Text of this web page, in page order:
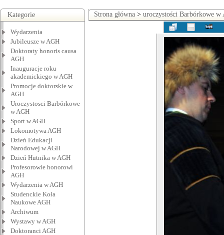
Kategorie
Wydarzenia
Jubileusze w AGH
Doktoraty honoris causa
AGH
Inauguracje roku
akademickiego w AGH
Promocje doktorskie w
AGH
Uroczystosci Barbórkowe
w AGH
Sport w AGH
Lokomotywa AGH
Dzień Edukacji
Narodowej w AGH
Dzień Hutnika w AGH
Profesorowie honorowi
AGH
Wydarzenia w AGH
Studenckie Koła
Naukowe AGH
Archiwum
Wystawy w AGH
Doktoranci AGH
Strona główna > uroczystości Barbórkowe w